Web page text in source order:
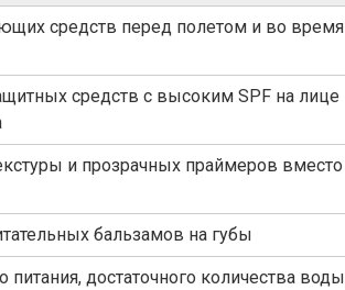
средств перед полетом и во время
средств с высоким SPF на лице
и прозрачных праймеров вместо
бальзамов на губы
достаточного количества воды